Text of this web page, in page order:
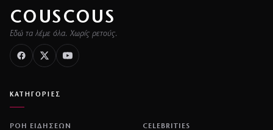
COUSCOUS
Εδώ τα λέμε όλα. Χωρίς ρετούς.
ΚΑΤΗΓΟΡΙΕΣ
ΡΟΗ ΕΙΔΗΣΕΩΝ CELEBRITIES